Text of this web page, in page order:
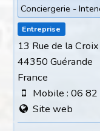
Conciergerie -
Entreprise
13 Rue de la
44350 Guérande
France
Mobile : 06
Site web